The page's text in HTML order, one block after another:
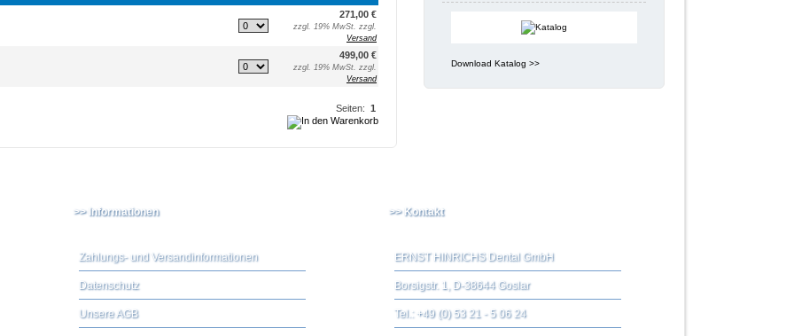
271,00 €
zzgl. 19% MwSt. zzgl.
Versand
499,00 €
zzgl. 19% MwSt. zzgl.
Versand
Seiten: 1
Download Katalog >>
>> Informationen
Zahlungs- und Versandinformationen
Datenschutz
Unsere AGB
>> Kontakt
ERNST HINRICHS Dental GmbH
Borsigstr. 1, D-38644 Goslar
Tel.: +49 (0) 53 21 - 5 06 24